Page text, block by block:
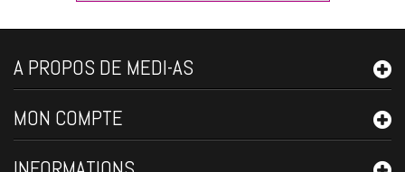
A PROPOS DE MEDI-AS
MON COMPTE